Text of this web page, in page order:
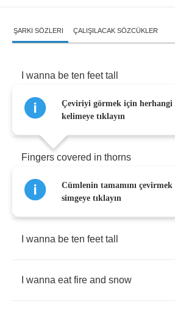
ŞARKI SÖZLERI ÇALIŞILACAK SÖZCÜKLER
wanna be ten feet tall
wanna grow big red horns
Fingers covered in thorns
That pierce everything
wanna be ten feet tall
wanna eat fire and snow
Çeviriyi görmek için
kelimeye tıklayın
Cümlenin tamamını
simgeye tıklayın